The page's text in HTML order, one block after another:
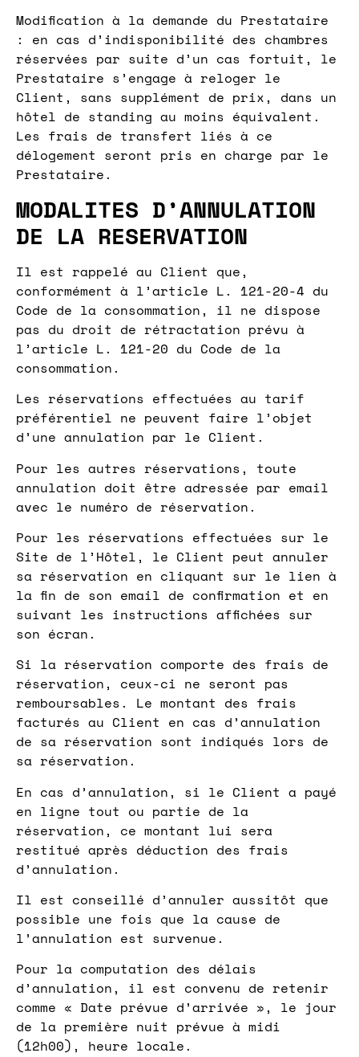
Modification à la demande du Prestataire
: en cas d’indisponibilité des chambres
réservées par suite d’un cas fortuit, le
Prestataire s’engage à reloger le
Client, sans supplément de prix, dans un
hôtel de standing au moins équivalent.
Les frais de transfert liés à ce
délogement seront pris en charge par le
Prestataire.
MODALITES D’ANNULATION
DE LA RESERVATION
Il est rappelé au Client que,
conformément à l’article L. 121-20-4 du
Code de la consommation, il ne dispose
pas du droit de rétractation prévu à
l’article L. 121-20 du Code de la
consommation.
Les réservations effectuées au tarif
préférentiel ne peuvent faire l’objet
d’une annulation par le Client.
Pour les autres réservations, toute
annulation doit être adressée par email
avec le numéro de réservation.
Pour les réservations effectuées sur le
Site de l’Hôtel, le Client peut annuler
sa réservation en cliquant sur le lien à
la fin de son email de confirmation et en
suivant les instructions affichées sur
son écran.
Si la réservation comporte des frais de
réservation, ceux-ci ne seront pas
remboursables. Le montant des frais
facturés au Client en cas d’annulation
de sa réservation sont indiqués lors de
sa réservation.
En cas d’annulation, si le Client a payé
en ligne tout ou partie de la
réservation, ce montant lui sera
restitué après déduction des frais
d’annulation.
Il est conseillé d’annuler aussitôt que
possible une fois que la cause de
l’annulation est survenue.
Pour la computation des délais
d’annulation, il est convenu de retenir
comme « Date prévue d’arrivée », le jour
de la première nuit prévue à midi
(12h00), heure locale.